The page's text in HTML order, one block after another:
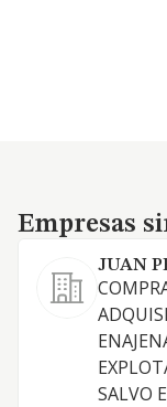
Empresas
Empresas
JUAN
SALVO